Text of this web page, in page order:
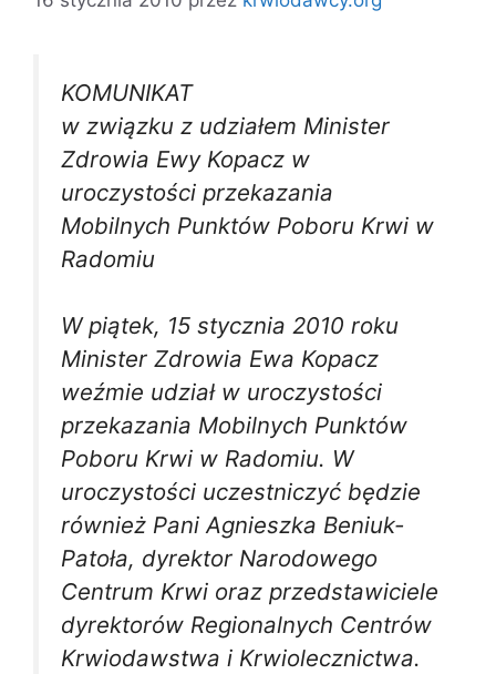
KOMUNIKAT
w związku z udziałem Minister
Zdrowia Ewy Kopacz w
uroczystości przekazania
Mobilnych Punktów Poboru Krwi w
Radomiu
W piątek, 15 stycznia 2010 roku
Minister Zdrowia Ewa Kopacz
weźmie udział w uroczystości
przekazania Mobilnych Punktów
Poboru Krwi w Radomiu. W
uroczystości uczestniczyć będzie
również Pani Agnieszka Beniuk-
Patoła, dyrektor Narodowego
Centrum Krwi oraz przedstawiciele
dyrektorów Regionalnych Centrów
Krwiodawstwa i Krwiolecznictwa.